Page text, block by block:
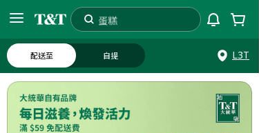
蛋糕
搜索
配送至 自提 L3T